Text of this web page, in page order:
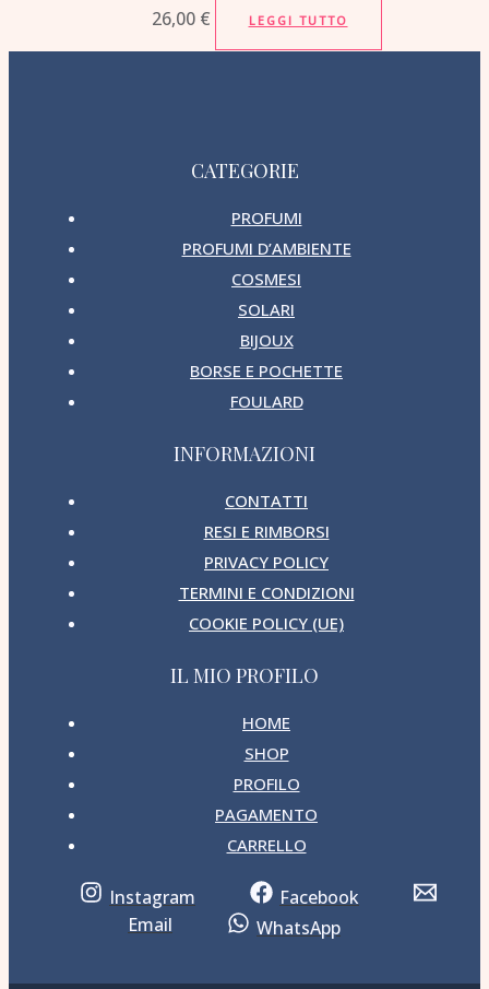
26,00 € LEGGI TUTTO
CATEGORIE
PROFUMI
PROFUMI D’AMBIENTE
COSMESI
SOLARI
BIJOUX
BORSE E POCHETTE
FOULARD
INFORMAZIONI
CONTATTI
RESI E RIMBORSI
PRIVACY POLICY
TERMINI E CONDIZIONI
COOKIE POLICY (UE)
IL MIO PROFILO
HOME
SHOP
PROFILO
PAGAMENTO
CARRELLO
Instagram
Facebook
Email
WhatsApp